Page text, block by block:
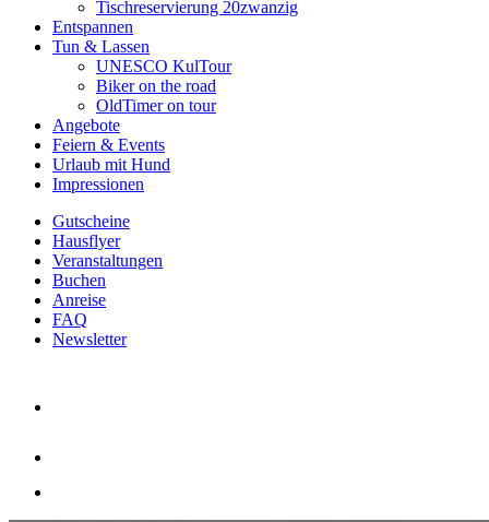
Tischreservierung 20zwanzig
Entspannen
Tun & Lassen
UNESCO KulTour
Biker on the road
OldTimer on tour
Angebote
Feiern & Events
Urlaub mit Hund
Impressionen
Gutscheine
Hausflyer
Veranstaltungen
Buchen
Anreise
FAQ
Newsletter